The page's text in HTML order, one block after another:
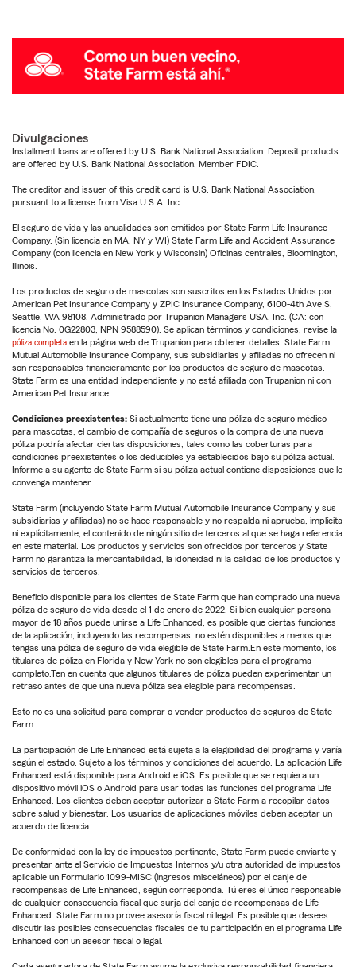
Divulgaciones
Installment loans are offered by U.S. Bank National Association. Deposit products
are offered by U.S. Bank National Association. Member FDIC.
The creditor and issuer of this credit card is U.S. Bank National Association,
pursuant to a license from Visa U.S.A. Inc.
El seguro de vida y las anualidades son emitidos por State Farm Life Insurance
Company. (Sin licencia en MA, NY y WI) State Farm Life and Accident Assurance
Company (con licencia en New York y Wisconsin) Oficinas centrales, Bloomington,
Illinois.
Los productos de seguro de mascotas son suscritos en los Estados Unidos por
American Pet Insurance Company y ZPIC Insurance Company, 6100-4th Ave S,
Seattle, WA 98108. Administrado por Trupanion Managers USA, Inc. (CA: con
licencia No. 0G22803, NPN 9588590). Se aplican términos y condiciones, revise la
póliza completa en la página web de Trupanion para obtener detalles. State Farm
Mutual Automobile Insurance Company, sus subsidiarias y afiliadas no ofrecen ni
son responsables financieramente por los productos de seguro de mascotas.
State Farm es una entidad independiente y no está afiliada con Trupanion ni con
American Pet Insurance.
Condiciones preexistentes: Si actualmente tiene una póliza de seguro médico
para mascotas, el cambio de compañía de seguros o la compra de una nueva
póliza podría afectar ciertas disposiciones, tales como las coberturas para
condiciones preexistentes o los deducibles ya establecidos bajo su póliza actual.
Informe a su agente de State Farm si su póliza actual contiene disposiciones que le
convenga mantener.
State Farm (incluyendo State Farm Mutual Automobile Insurance Company y sus
subsidiarias y afiliadas) no se hace responsable y no respalda ni aprueba, implícita
ni explícitamente, el contenido de ningún sitio de terceros al que se haga referencia
en este material. Los productos y servicios son ofrecidos por terceros y State
Farm no garantiza la mercantabilidad, la idoneidad ni la calidad de los productos y
servicios de terceros.
Beneficio disponible para los clientes de State Farm que han comprado una nueva
póliza de seguro de vida desde el 1 de enero de 2022. Si bien cualquier persona
mayor de 18 años puede unirse a Life Enhanced, es posible que ciertas funciones
de la aplicación, incluyendo las recompensas, no estén disponibles a menos que
tengas una póliza de seguro de vida elegible de State Farm.En este momento, los
titulares de póliza en Florida y New York no son elegibles para el programa
completo.Ten en cuenta que algunos titulares de póliza pueden experimentar un
retraso antes de que una nueva póliza sea elegible para recompensas.
Esto no es una solicitud para comprar o vender productos de seguros de State
Farm.
La participación de Life Enhanced está sujeta a la elegibilidad del programa y varía
según el estado. Sujeto a los términos y condiciones del acuerdo. La aplicación Life
Enhanced está disponible para Android e iOS. Es posible que se requiera un
dispositivo móvil iOS o Android para usar todas las funciones del programa Life
Enhanced. Los clientes deben aceptar autorizar a State Farm a recopilar datos
sobre salud y bienestar. Los usuarios de aplicaciones móviles deben aceptar un
acuerdo de licencia.
De conformidad con la ley de impuestos pertinente, State Farm puede enviarte y
presentar ante el Servicio de Impuestos Internos y/u otra autoridad de impuestos
aplicable un Formulario 1099-MISC (ingresos misceláneos) por el canje de
recompensas de Life Enhanced, según corresponda. Tú eres el único responsable
de cualquier consecuencia fiscal que surja del canje de recompensas de Life
Enhanced. State Farm no provee asesoría fiscal ni legal. Es posible que desees
discutir las posibles consecuencias fiscales de tu participación en el programa Life
Enhanced con un asesor fiscal o legal.